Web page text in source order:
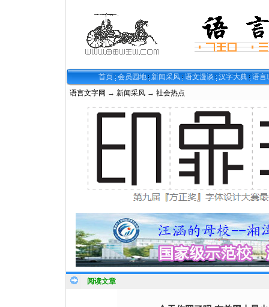
首页 会员园地 新闻采风 语文漫谈 汉字大典 语言
语言文字网 → 新闻采风 → 社会热点
阅读文章